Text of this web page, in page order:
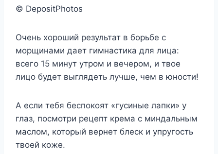
© DepositPhotos
Очень хороший результат в борьбе с
морщинами дает гимнастика для лица:
всего 15 минут утром и вечером, и твое
лицо будет выглядеть лучше, чем в юности!
А если тебя беспокоят «гусиные лапки» у
глаз, посмотри рецепт крема с миндальным
маслом, который вернет блеск и упругость
твоей коже.